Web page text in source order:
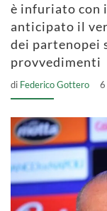
è infuriato con
anticipato il
dei partenopei
provvedimenti
di Federico Gottero 6